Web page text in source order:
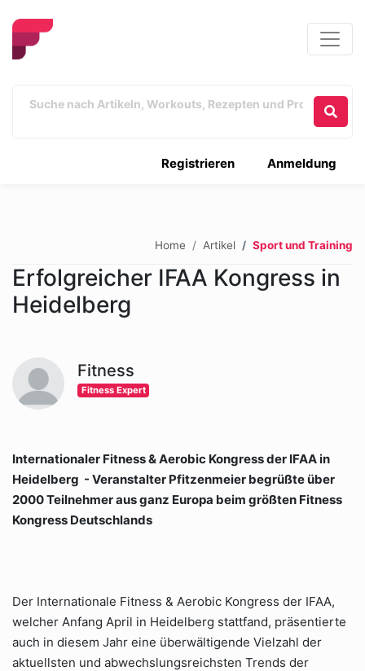
Anmeldung
Registrieren
Home Artikel Sport und Training
Erfolgreicher IFAA Kongress in
Heidelberg
Fitness
Fitness Expert
Internationaler Fitness & Aerobic Kongress der IFAA in
Heidelberg - Veranstalter Pfitzenmeier begrüßte über
2000 Teilnehmer aus ganz Europa beim größten Fitness
Kongress Deutschlands
Der Internationale Fitness & Aerobic Kongress der IFAA,
welcher Anfang April in Heidelberg stattfand, präsentierte
auch in diesem Jahr eine überwältigende Vielzahl der
aktuellsten und abwechslungsreichsten Trends der